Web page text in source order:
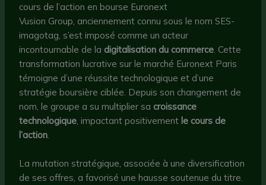
cours de l’action en bourse Euronext
Vusion Group, anciennement connu sous le nom SES-
imagotag, s’est imposé comme un acteur
incontournable de la digitalisation du commerce . Cette
transformation lucrative sur le marché Euronext Paris
témoigne d’une réussite technologique et d’une
stratégie boursière ciblée. Depuis son changement de
nom, le groupe a su multiplier sa croissance
technologique , impactant positivement le cours de
l’action
La mutation stratégique, associée à une diversification
de ses offres, a favorisé une hausse soutenue du titre.